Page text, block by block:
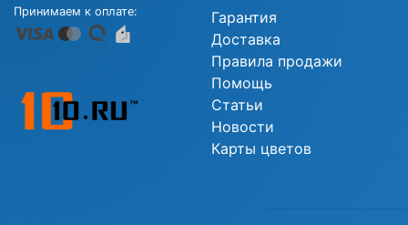
Принимаем к оплате:
Гарантия
Доставка
Правила продажи
Помощь
Статьи
Новости
Карты цветов